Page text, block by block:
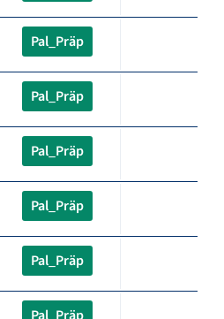
Pal_Präp
Pal_Präp
Pal_Präp
Pal_Präp
Pal_Präp